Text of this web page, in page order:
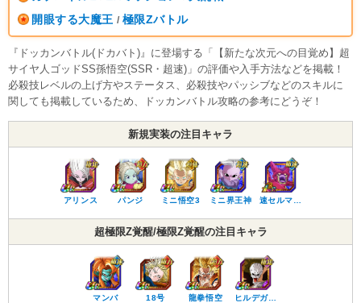
開眼する大魔王 / 極限Zバトル
『ドッカンバトル(ドカバト)』に登場する「【新たな次元への目覚め】超
サイヤ人ゴッドSS孫悟空(SSR・超速)」の評価や入手方法などを掲載！
必殺技レベルの上げ方やステータス、必殺技やパッシブなどのスキルに
関しても掲載しているため、ドッカンバトル攻略の参考にどうぞ！
新規実装の注目キャラ
アリンス パンジ ミニ悟空3 ミニ界王神 速セルマ…
超極限Z覚醒/極限Z覚醒の注目キャラ
マンバ 18号 龍拳悟空 ヒルデガ…